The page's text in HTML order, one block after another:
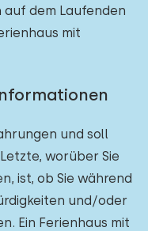
dem Laufenden
mit
und soll
worüber Sie
ist, ob Sie während
und/oder
Ein Ferienhaus mit